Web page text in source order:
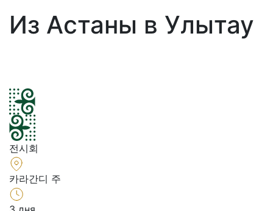
Из Астаны в Улытау
전시회
카라간디 주